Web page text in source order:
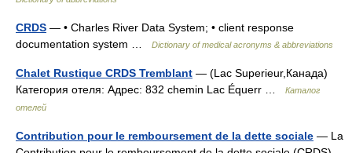
CRDS — • Charles River Data System; • client response
documentation system …
Dictionary of medical acronyms & abbreviations
Chalet Rustique CRDS Tremblant — (Lac Superieur,Канада)
Категория отеля: Адрес: 832 chemin Lac Équerr …
Каталог
отелей
Contribution pour le remboursement de la dette sociale — La